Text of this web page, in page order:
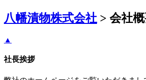
八幡漬物株式会社 > 会社
▲
社長挨拶